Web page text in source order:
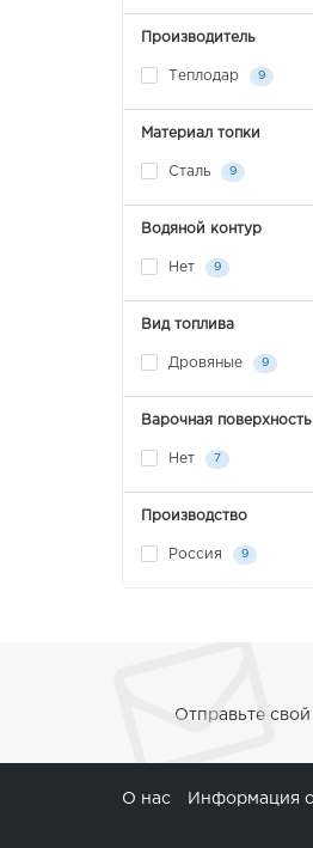
Производитель
Теплодар 9
Материал топки
Сталь 9
Водяной контур
Нет 9
Вид топлива
Дровяные 9
Варочная поверхность
Нет 7
Производство
Россия 9
Отправьте
О нас Информация о